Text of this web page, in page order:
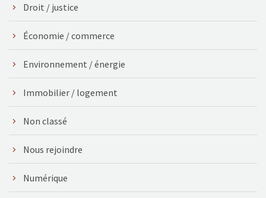
Droit / justice
Économie / commerce
Environnement / énergie
Immobilier / logement
Non classé
Nous rejoindre
Numérique